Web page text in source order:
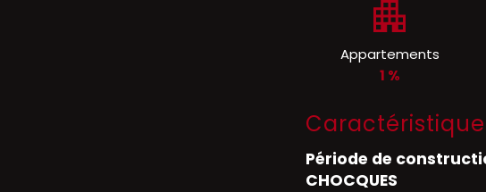
Appartements
1 %
Période de
CHOCQUES